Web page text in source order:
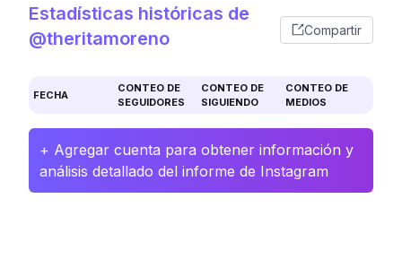
Estadísticas históricas de
@theritamoreno
Compartir
FECHA
CONTEO DE
SEGUIDORES
CONTEO DE
SIGUIENDO
CONTEO DE
MEDIOS
+ Agregar cuenta para obtener información y
análisis detallado del informe de Instagram